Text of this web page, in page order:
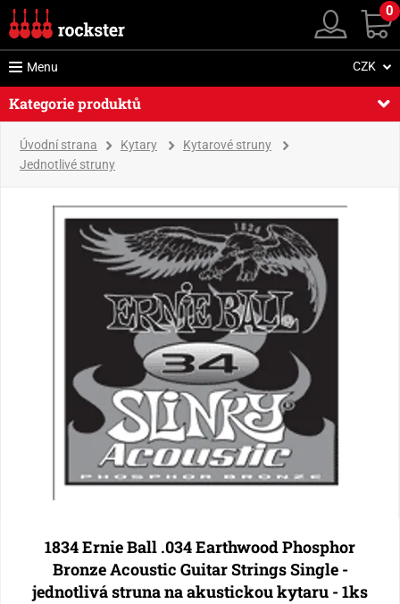
0
Menu CZK
Kategorie produktů
Úvodní strana Kytary
Kytarové struny
Jednotlivé struny
1834 Ernie Ball .034 Earthwood Phosphor
Bronze Acoustic Guitar Strings Single -
jednotlivá struna na akustickou kytaru - 1ks